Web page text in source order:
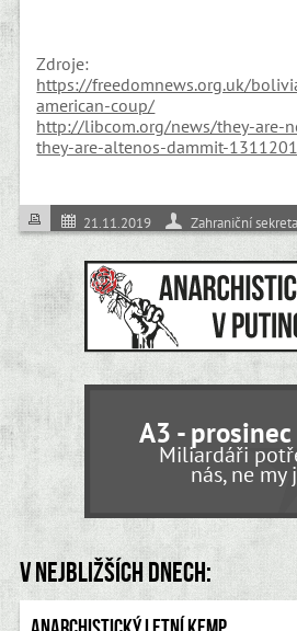
Zdroje:
https://freedomnews.org.uk/
american-coup/
http://libcom.org/news/they-are-
they-are-altenos-dammit-
21.11.2019 Zahraniční
A3 -
Miliardáři
nás, ne my
V nejbližších dnech: